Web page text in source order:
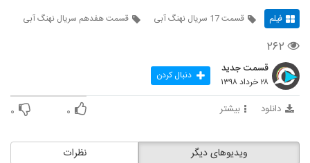
فیلم قسمت 17 سریال نهنگ آبی قسمت هفدهم سریال نهنگ آبی
۲۶۲
قسمت جدید
۲۸ خرداد ۱۳۹۸ دنبال کردن
دانلود بیشتر ۰ ۰
نظرات ویدیوهای دیگر